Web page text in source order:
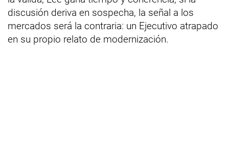
discusión deriva en sospecha, la señal a los
mercados será la contraria: un Ejecutivo atrapado
en su propio relato de modernización.